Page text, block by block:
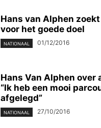
Hans van Alphen
voor het goede doel
NATIONAAL 01/12/2016
Hans Van Alphen over
“Ik heb een mooi
afgelegd”
NATIONAAL 27/10/2016